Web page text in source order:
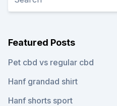
Featured Posts
Pet cbd vs regular cbd
Hanf grandad shirt
Hanf shorts sport